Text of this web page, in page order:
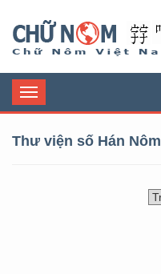
Toggle
navigation
Thư viện số Hán Nôm